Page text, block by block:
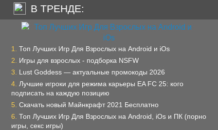
В ТРЕНДЕ:
Топ Лучших Игр Для Взрослых на Android и iOs
Игры для взрослых - подборка NSFW
Lust Goddess — актуальные промокоды 2026
Лучшие игроки для режима карьеры EA FC 25: кого
подписать на каждую позицию
Скачать новый Майнкрафт 2021 Бесплатно
Топ Лучших Игр Для Взрослых на Android, iOs и ПК (порно
игры, секс игры)